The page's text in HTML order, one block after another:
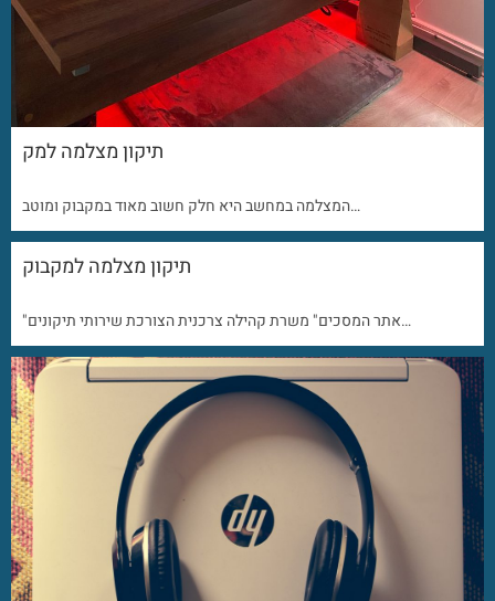
תיקון מצלמה למק
המצלמה במחשב היא חלק חשוב מאוד במקבוק ומוטב…
תיקון מצלמה למקבוק
"אתר המסכים" משרת קהילה צרכנית הצורכת שירותי תיקונים…